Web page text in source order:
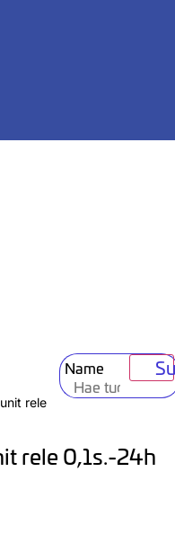
Name
rele
rele 0,1s.-24h